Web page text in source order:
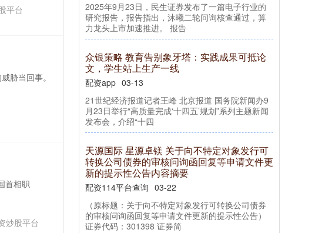
平台
胁当回事。
首相职
炒股平台
2025年9月23日，民生证券发布了一篇电子行业的
研究报告，报告指出，沐曦二轮问询核查通过，算
力龙头上市加速推进。 报告
众银策略 教育告别象牙塔：实践成果可抵论
文，学生站上生产一线
配资app 03-13
21世纪经济报道记者王峰 北京报道 国务院新闻办9
月23日举行“高质量完成‘十四五’规划”系列主题新闻
发布会，介绍“十四
天源国际 星源卓镁 关于向不特定对象发行可
转换公司债券的审核问询函回复等申请文件更
新的提示性公告内容摘要
配资114平台查询 03-22
（原标题：关于向不特定对象发行可转换公司债券
的审核问询函回复等申请文件更新的提示性公告）
证券代码：301398 证券简